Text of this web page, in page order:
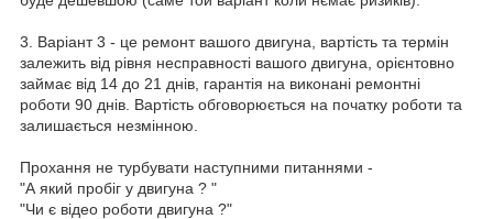
3. Варіант 3 - це ремонт вашого двигуна, вартість та термін
залежить від рівня несправності вашого двигуна, орієнтовно
займає від 14 до 21 днів, гарантія на виконані ремонтні
роботи 90 днів. Вартість обговорюється на початку роботи та
залишається незмінною.
Прохання не турбувати наступними питаннями -
"А який пробіг у двигуна ? "
"Чи є відео роботи двигуна ?"